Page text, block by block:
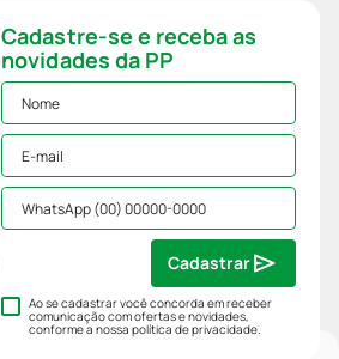
Cadastre-se e receba as
novidades da PP
Ao se cadastrar você concorda em receber
comunicação com ofertas e novidades,
conforme a nossapolítica de privacidade.
Cadastrar